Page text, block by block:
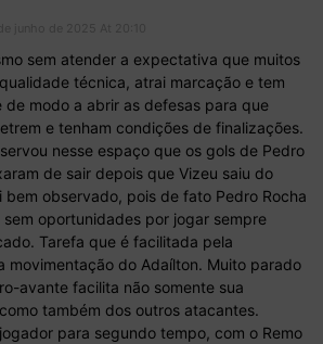
sem atender a expectativa que muitos
técnica, atrai marcação e tem
de modo a abrir as defesas para que
e tenham condições de finalizações.
nesse espaço que os gols de Pedro
de sair depois que Vizeu saiu do
bem observado, pois de fato Pedro Rocha
sem oportunidades por jogar sempre
Tarefa que é facilitada pela
movimentação do Adaílton. Muito parado
avante facilita não somente sua
também dos outros atacantes.
para segundo tempo, com o Remo